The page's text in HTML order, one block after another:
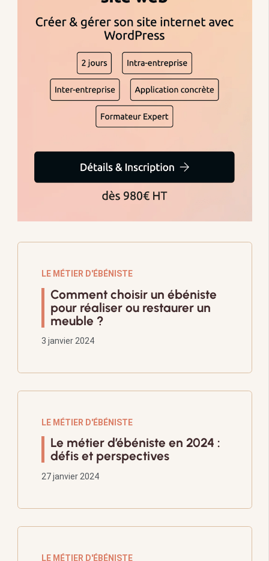
LE MÉTIER D'ÉBÉNISTE
Comment choisir un ébéniste
pour réaliser ou restaurer un
meuble ?
3 janvier 2024
LE MÉTIER D'ÉBÉNISTE
Le métier d’ébéniste en 2024 :
défis et perspectives
27 janvier 2024
LE MÉTIER D'ÉBÉNISTE